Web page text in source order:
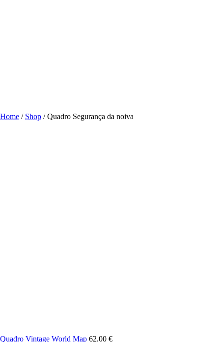
Home / Shop /Quadro Segurança da noiva
Quadro Vintage World Map 62,00 €